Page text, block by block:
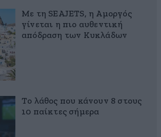
Με τη SEAJETS, η Αμοργός
γίνεται η πιο αυθεντική
απόδραση των Κυκλάδων
Το λάθος που κάνουν 8 στους
10 παίκτες σήμερα